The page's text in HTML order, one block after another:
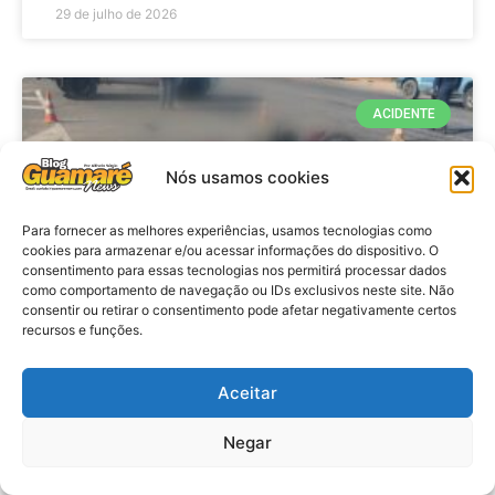
Nós usamos cookies
Para fornecer as melhores experiências, usamos tecnologias como
cookies para armazenar e/ou acessar informações do dispositivo. O
consentimento para essas tecnologias nos permitirá processar dados
como comportamento de navegação ou IDs exclusivos neste site. Não
consentir ou retirar o consentimento pode afetar negativamente certos
recursos e funções.
Aceitar
Negar
29 de julho de 2026
ACIDENTE
Acidente: A caminho do trabalho
professora se envolve em
acidente e vai a obito na RN 118
no Alto do Rodrigues, RN